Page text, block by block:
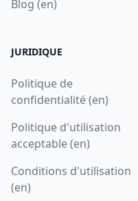
Blog (en)
JURIDIQUE
Politique de
confidentialité (en)
Politique d'utilisation
acceptable (en)
Conditions d'utilisation
(en)